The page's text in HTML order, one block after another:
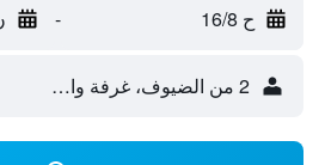
ح 16/8 - ن
2 من الضيوف، غرفة واحدة